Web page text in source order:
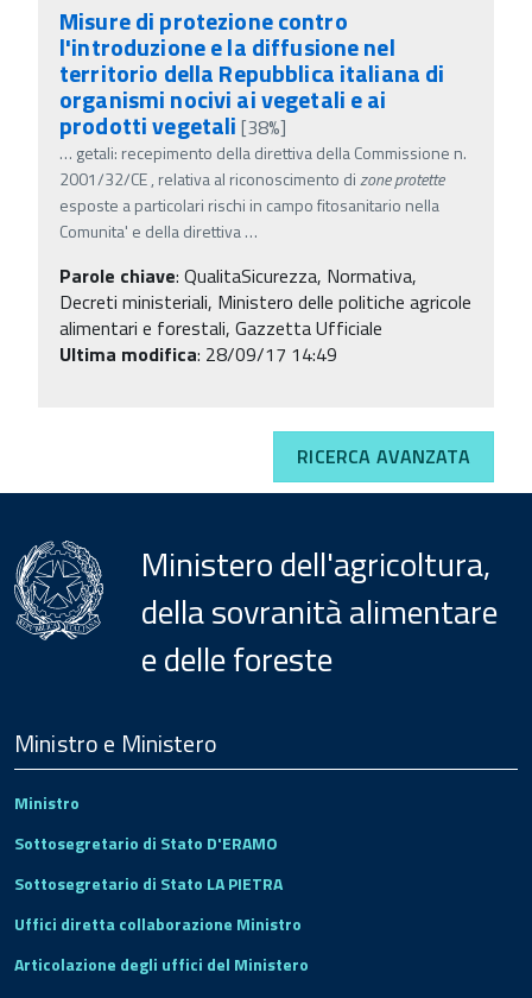
Misure di protezione contro
l'introduzione e la diffusione nel
territorio della Repubblica italiana di
organismi nocivi ai vegetali e ai
prodotti vegetali [38%]
… getali: recepimento della direttiva della Commissione n.
2001/32/CE , relativa al riconoscimento dizoneprotette
esposte a particolari rischi in campo fitosanitario nella
Comunita' e della direttiva…
Parole chiave: QualitaSicurezza, Normativa,
Decreti ministeriali, Ministero delle politiche agricole
alimentari e forestali, Gazzetta Ufficiale
Ultima modifica: 28/09/17 14:49
RICERCA AVANZATA
Ministero dell'agricoltura,
della sovranità alimentare
e delle foreste
Footer
Ministro e Ministero
Ministro
Sottosegretario di Stato D'ERAMO
Sottosegretario di Stato LA PIETRA
Uffici diretta collaborazione Ministro
Articolazione degli uffici del Ministero